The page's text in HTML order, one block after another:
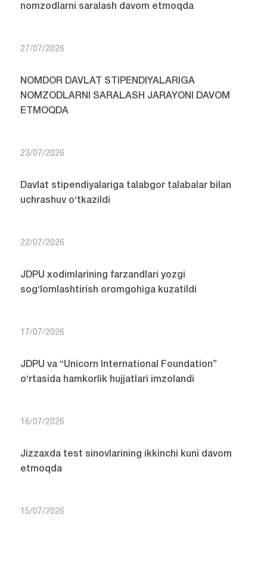
nomzodlarni saralash davom etmoqda
27/07/2026
NOMDOR DAVLAT STIPENDIYALARIGA
NOMZODLARNI SARALASH JARAYONI DAVOM
ETMOQDA
23/07/2026
Davlat stipendiyalariga talabgor talabalar bilan
uchrashuv o‘tkazildi
22/07/2026
JDPU xodimlarining farzandlari yozgi
sog‘lomlashtirish oromgohiga kuzatildi
17/07/2026
JDPU va “Unicorn International Foundation”
o‘rtasida hamkorlik hujjatlari imzolandi
16/07/2026
Jizzaxda test sinovlarining ikkinchi kuni davom
etmoqda
15/07/2026